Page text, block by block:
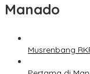
Manado
Musrenbang